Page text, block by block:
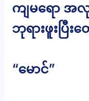
ကျမရော
ဘုရားဖူးပြီး
“မောင်”